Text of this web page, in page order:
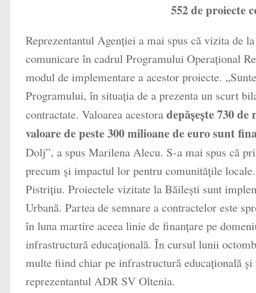
552 de proiecte
Reprezentantul Agenţiei a mai spus că vizita de
comunicare în cadrul Programului Operaţional
modul de implementare a acestor proiecte.
Programului, în situaţia de a prezenta un scurt
contractate. Valoarea acestora depăşeşte 730
valoare de peste 300 milioane de euro sunt
Dolj”, a spus Marilena Alecu. S-a mai spus că
precum şi impactul lor pentru comunităţile
Pistriţiu. Proiectele vizitate la Băileşti sunt
Urbană. Partea de semnare a contractelor este
în luna martire aceea linie de finanţare pe
infrastructură educaţională. În cursul lunii
multe fiind chiar pe infrastructură educaţională
reprezentantul ADR SV Oltenia.